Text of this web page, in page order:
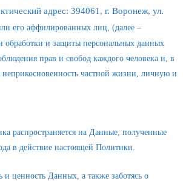
адрес: 394061, г. Воронеж, ул.
его аффилированных лиц, (далее –
обработки и защиты персональных данных
прав и свобод каждого человека и, в
неприкосновенность частной жизни, личную и
распространяется на Данные, полученные
в действие настоящей Политики.
ценность Данных, а также заботясь о